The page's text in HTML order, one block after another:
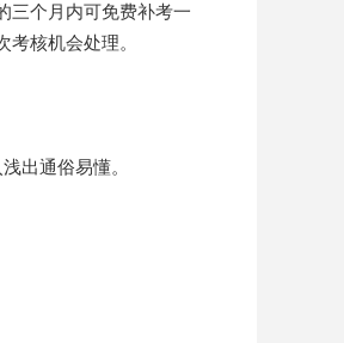
三个月内可免费补考一
核机会处理。
出通俗易懂。